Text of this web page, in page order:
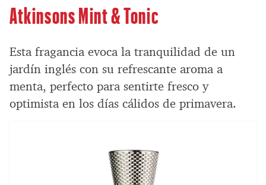
Atkinsons Mint & Tonic
Esta fragancia evoca la tranquilidad de un
jardín inglés con su refrescante aroma a
menta, perfecto para sentirte fresco y
optimista en los días cálidos de primavera.